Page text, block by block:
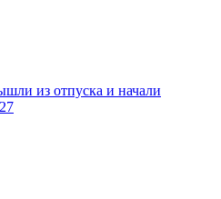
из отпуска и начали